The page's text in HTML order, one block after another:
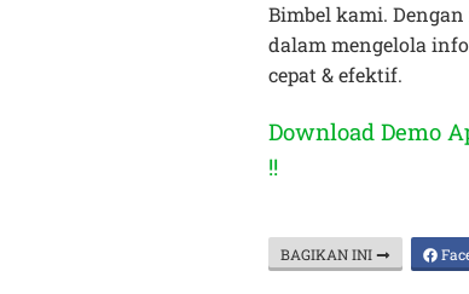
Bimbel kami.
dalam mengelola
cepat & efektif.
Download Demo
!!
BAGIKAN INI